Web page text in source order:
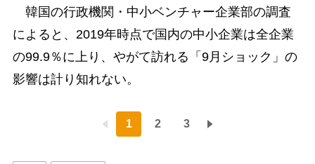
韓国の行政機関・中小ベンチャー企業部の調査
によると、2019年時点で国内の中小企業は全企業
の99.9％に上り、やがて訪れる「9月ショック」の
影響は計り知れない。
1 2 3